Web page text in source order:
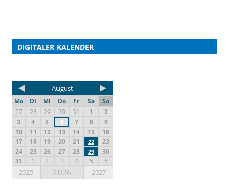
DIGITALER KALENDER
August
Mo Di Mi Do Fr Sa
So
27
28 29 30 31 1
2
3
4 5 6 7 8
9
10
11 12 13 14 15
16
17
18 19 20 21 22
23
24
25 26 27 28 29
30
31
1 2 3 4 5 6
2025 2026 2027